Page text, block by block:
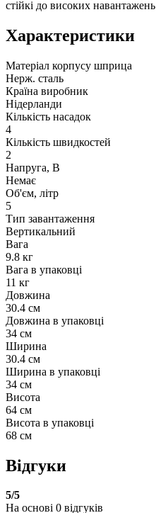
стійкі до високих навантажень
Характеристики
Матеріал корпусу шприца
Нерж. сталь
Країна виробник
Нідерланди
Кількість насадок
4
Кількість швидкостей
2
Напруга, В
Немає
Об'єм, літр
5
Тип завантаження
Вертикальний
Вага
9.8 кг
Вага в упаковці
11 кг
Довжина
30.4 см
Довжина в упаковці
34 см
Ширина
30.4 см
Ширина в упаковці
34 см
Висота
64 см
Висота в упаковці
68 см
Відгуки
5/5
На основі 0 відгуків